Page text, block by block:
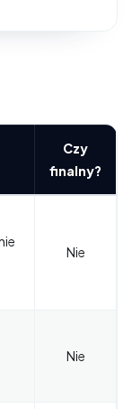
Czy
finalny?
Nie
Nie